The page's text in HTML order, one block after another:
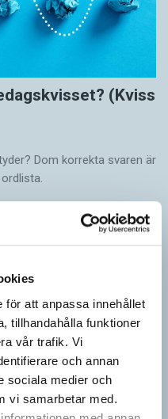
för att anpassa innehållet
tillhandahålla funktioner
vår trafik. Vi
och annan
sociala medier och
vi samarbetar med.
(Kviss
Dom korrekta svaren är